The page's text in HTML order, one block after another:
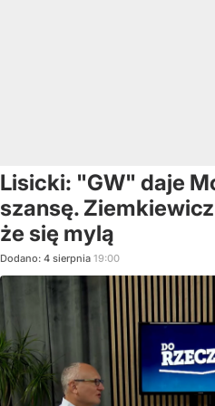
Lisicki: "GW" daje
szansę.
że się mylą
Dodano: 4 sierpnia 19:00